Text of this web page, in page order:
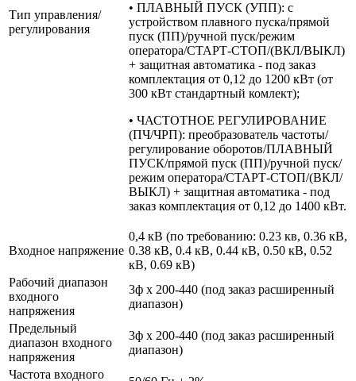
Тип управления/
регулирования
• ПЛАВНЫЙ ПУСК (УПП): с
устройством плавного пуска/прямой
пуск (ПП)/ручной пуск/режим
оператора/СТАРТ-СТОП/(ВКЛ/ВЫКЛ)
+ защитная автоматика - под заказ
комплектация от 0,12 до 1200 кВт (от
300 кВт стандартный комлект);
• ЧАСТОТНОЕ РЕГУЛИРОВАНИЕ
(ПЧ/ЧРП): преобразователь частоты/
регулирование оборотов/ПЛАВНЫЙ
ПУСК/прямой пуск (ПП)/ручной пуск/
режим оператора/СТАРТ-СТОП/(ВКЛ/
ВЫКЛ) + защитная автоматика - под
заказ комплектация от 0,12 до 1400 кВт.
Входное напряжение
0,4 кВ (по требованию: 0.23 кв, 0.36 кВ,
0.38 кВ, 0.4 кВ, 0.44 кВ, 0.50 кВ, 0.52
кВ, 0.69 кВ)
Рабочий диапазон
входного
напряжения
3ф х 200-440 (под заказ расширенный
диапазон)
Предельный
диапазон входного
напряжения
3ф х 200-440 (под заказ расширенный
диапазон)
Частота входного